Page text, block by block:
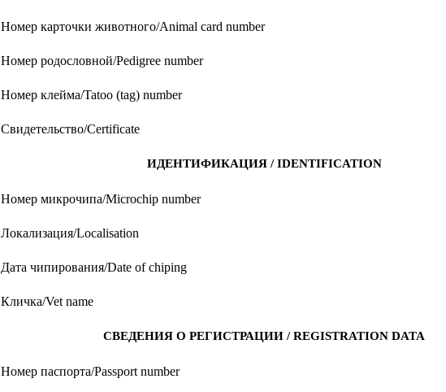
Номер карточки животного/Animal card number
Номер родословной/Pedigree number
Номер клейма/Tatoo (tag) number
Свидетельство/Certificate
ИДЕНТИФИКАЦИЯ / IDENTIFICATION
Номер микрочипа/Microchip number
Локализация/Localisation
Дата чипирования/Date of chiping
Кличка/Vet name
СВЕДЕНИЯ О РЕГИСТРАЦИИ / REGISTRATION DATA
Номер паспорта/Passport number